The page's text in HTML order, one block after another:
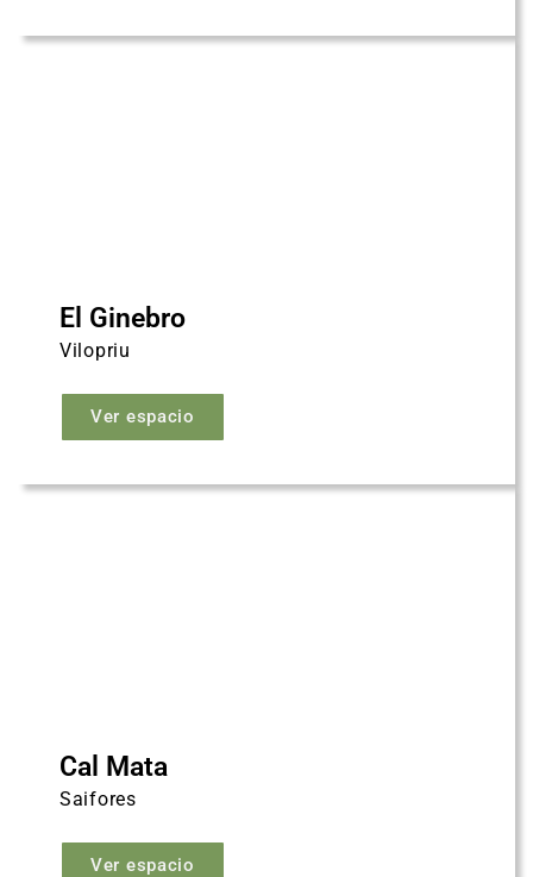
El Ginebro
Vilopriu
Ver espacio
Cal Mata
Saifores
Ver espacio